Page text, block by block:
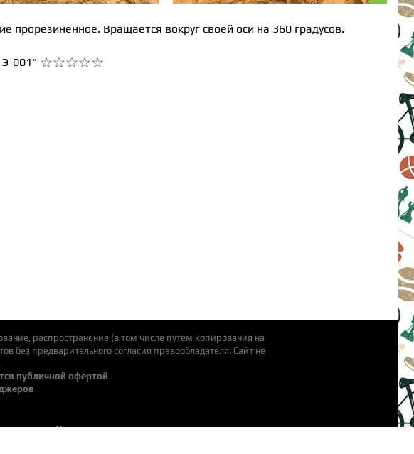
Вращается вокруг своей оси на 360 градусов.
Э-001"
распространение (в том числе путем копирования на
без предварительного согласия правообладателя. Cайт не
публичной офертой
Контакты